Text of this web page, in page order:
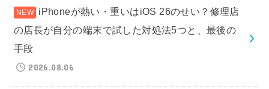
iPhoneが熱い・重いはiOS 26のせい？修理店
の店長が自分の端末で試した対処法5つと、最後の
手段
2026.08.06